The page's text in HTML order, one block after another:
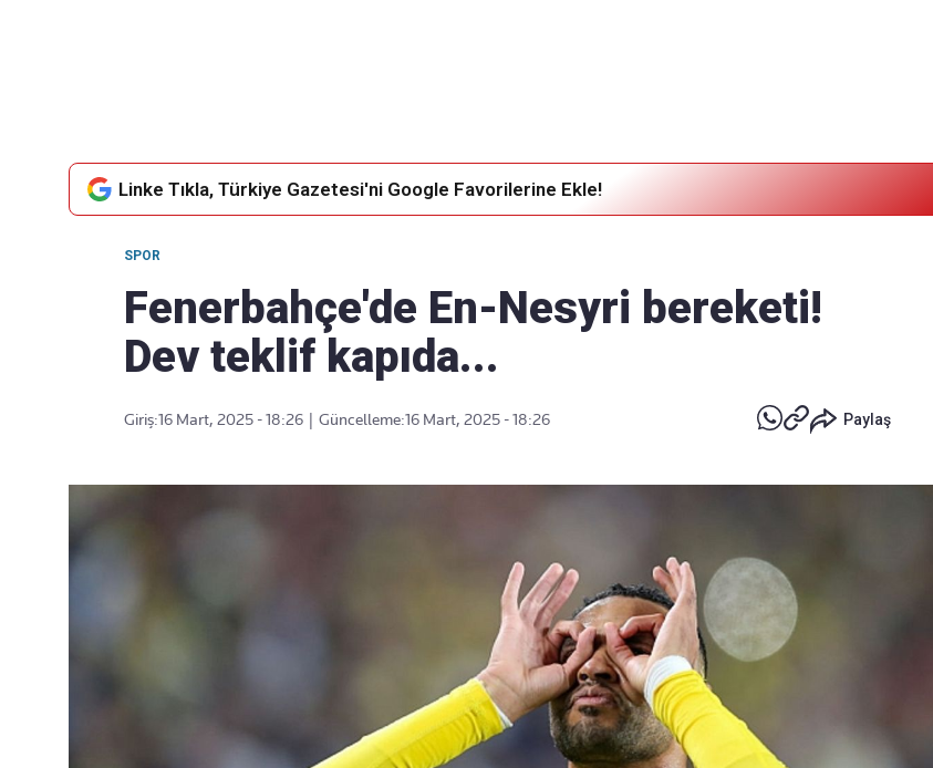
Linke Tıkla, Türkiye Gazetesi'ni Google Favorilerine Ekle!
SPOR
Fenerbahçe'de En-Nesyri bereketi!
Dev teklif kapıda...
Giriş:16 Mart, 2025 - 18:26 Güncelleme:16 Mart, 2025 - 18:26 Paylaş